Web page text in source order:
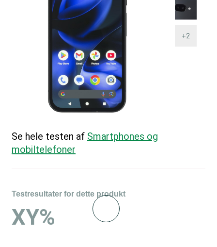
+2
Se hele testen af Smartphones og
mobiltelefoner
Testresultater for dette produkt
XY%